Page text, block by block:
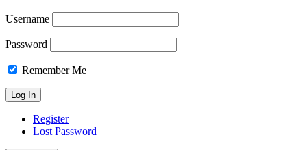
Username
Password
Remember Me
Register
Lost Password